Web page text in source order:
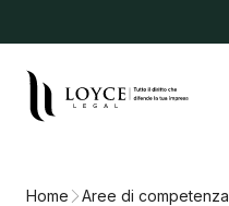
Home Aree di competenza